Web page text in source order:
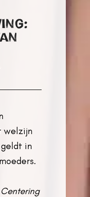
welzijn
in
Centering